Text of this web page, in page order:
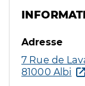
Adresse
7 Rue de
81000 Albi